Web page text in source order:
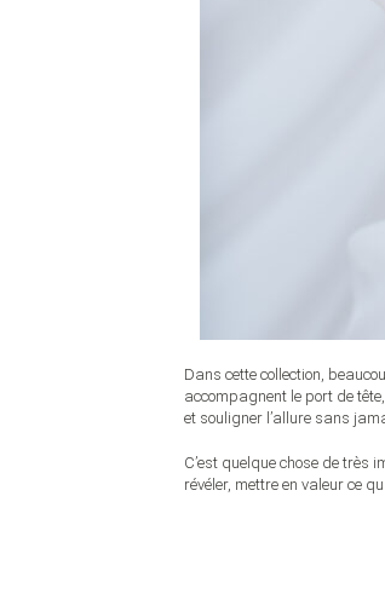
Dans cette collection,
accompagnent le port de
et souligner l’allure sans
C’est quelque chose de
révéler, mettre en valeur ce